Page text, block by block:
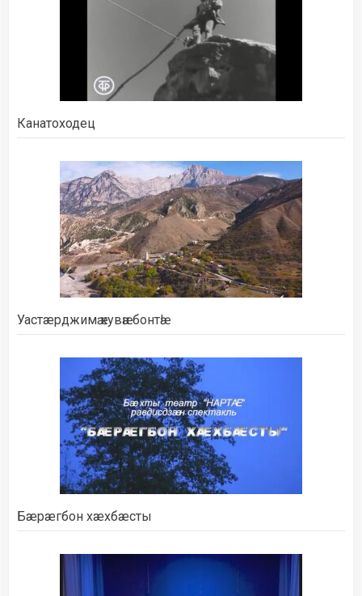
Канатоходец
Уастæрджимӕ кувӕн бонтӕ!
Бæрæгбон хæхбæсты